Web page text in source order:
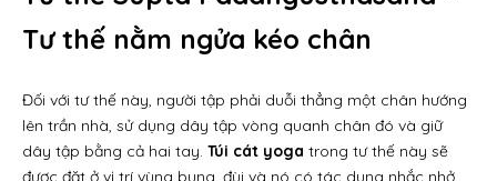
Tư thế nằm ngửa kéo chân
Đối với tư thế này, người tập phải duỗi thẳng một chân hướng
lên trần nhà, sử dụng dây tập vòng quanh chân đó và giữ
dây tập bằng cả hai tay. Túi cát yoga trong tư thế này sẽ
được đặt ở vị trí vùng bụng, đùi và nó có tác dụng nhắc nhở